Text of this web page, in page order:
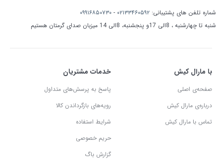
شماره تلفن های پشتیبانی: ۰۲۱۳۳۴۶۰۵۹۲ - ۰۹۹۱۶۸۵۰۷۳۰
شنبه تا چهارشنبه ، 8الی 17و پنجشنبه، 8الی 14 میزبان صدای گرمتان هستیم
با مارال کیش
صفحه‌ی اصلی
درباره‌ی مارال کیش
تماس با مارال کیش
خدمات مشتریان
پاسخ به پرسش‌های متداول
رویه‌های بازگرداندن کالا
شرایط استفاده
حریم خصوصی
گزارش باگ